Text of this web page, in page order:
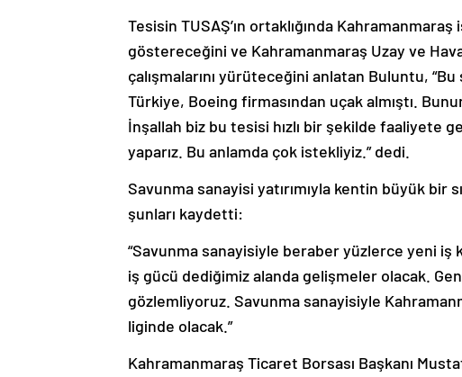
Tesisin TUSAŞ’ın ortaklığında
göstereceğini ve Kahramanmaraş Uzay ve
çalışmalarını yürüteceğini anlatan Buluntu,
Türkiye, Boeing firmasından uçak almıştı.
İnşallah biz bu tesisi hızlı bir şekilde faaliyete
yaparız. Bu anlamda çok istekliyiz.” dedi.
Savunma sanayisi yatırımıyla kentin büyük bir
şunları kaydetti:
“Savunma sanayisiyle beraber yüzlerce yeni
iş gücü dediğimiz alanda gelişmeler olacak.
gözlemliyoruz. Savunma sanayisiyle
liginde olacak.”
Kahramanmaraş Ticaret Borsası Başkanı